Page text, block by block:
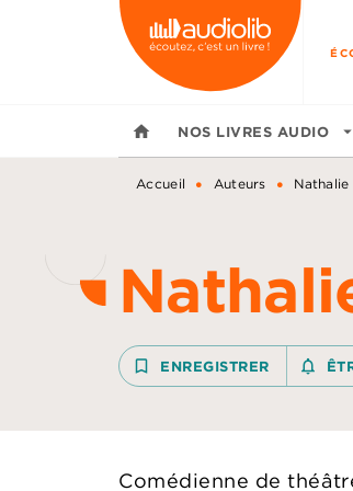
MENU RECHERCHE
home NOS LIVRES AUDIO arrow_drop_down
Accueil • Auteurs • Nathalie
bookmark_border ENREGISTRER
Comédienne de